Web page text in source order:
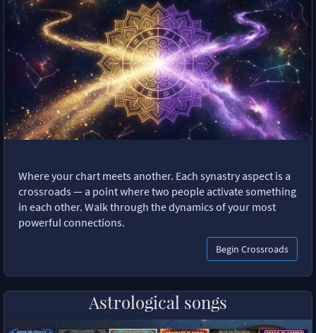
Where your chart meets another. Each synastry aspect is a
crossroads — a point where two people activate something
in each other. Walk through the dynamics of your most
powerful connections.
Begin Crossroads
Astrological songs